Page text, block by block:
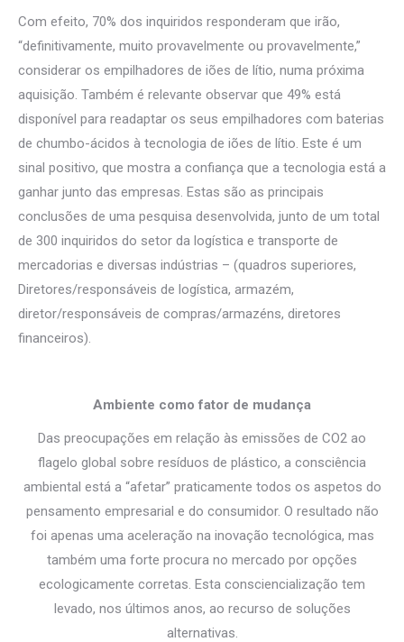
Com efeito, 70% dos inquiridos responderam que irão,
“definitivamente, muito provavelmente ou provavelmente,”
considerar os empilhadores de iões de lítio, numa próxima
aquisição. Também é relevante observar que 49% está
disponível para readaptar os seus empilhadores com baterias
de chumbo-ácidos à tecnologia de iões de lítio. Este é um
sinal positivo, que mostra a confiança que a tecnologia está a
ganhar junto das empresas. Estas são as principais
conclusões de uma pesquisa desenvolvida, junto de um total
de 300 inquiridos do setor da logística e transporte de
mercadorias e diversas indústrias – (quadros superiores,
Diretores/responsáveis de logística, armazém,
diretor/responsáveis de compras/armazéns, diretores
financeiros).
Ambiente como fator de mudança
Das preocupações em relação às emissões de CO2 ao
flagelo global sobre resíduos de plástico, a consciência
ambiental está a “afetar” praticamente todos os aspetos do
pensamento empresarial e do consumidor. O resultado não
foi apenas uma aceleração na inovação tecnológica, mas
também uma forte procura no mercado por opções
ecologicamente corretas. Esta consciencialização tem
levado, nos últimos anos, ao recurso de soluções
alternativas.